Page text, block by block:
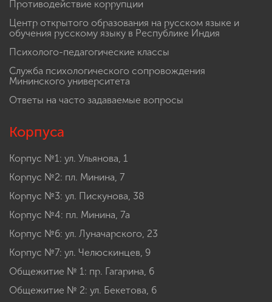
Противодействие коррупции
Центр открытого образования на русском языке и
обучения русскому языку в Республике Индия
Психолого-педагогические классы
Служба психологического сопровождения
Мининского университета
Ответы на часто задаваемые вопросы
Корпуса
Корпус №1: ул. Ульянова, 1
Корпус №2: пл. Минина, 7
Корпус №3: ул. Пискунова, 38
Корпус №4: пл. Минина, 7а
Корпус №6: ул. Луначарского, 23
Корпус №7: ул. Челюскинцев, 9
Общежитие № 1: пр. Гагарина, 6
Общежитие № 2: ул. Бекетова, 6